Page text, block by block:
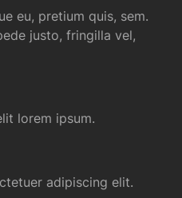
eu, pretium quis, sem.
justo, fringilla vel,
lorem ipsum.
adipiscing elit.